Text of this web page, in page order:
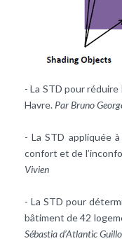
- La STD pour
Havre. Par Bruno
- La STD appliquée
confort et de
Vivien
- La STD pour
bâtiment de 42
Sébastia d’Atlantic